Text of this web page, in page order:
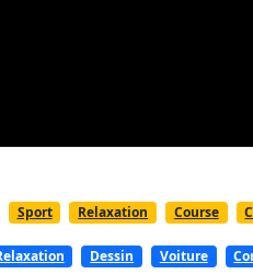
Sport Relaxation Course
Dessin Voiture